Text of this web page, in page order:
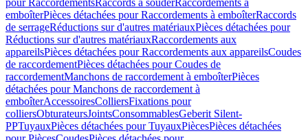
pour RaccordementsRaccords à souderRaccordements à
emboîterPièces détachées pour Raccordements à emboîterRaccords
de serrageRéductions sur d'autres matériauxPièces détachées pour
Réductions sur d'autres matériauxRaccordements aux
appareilsPièces détachées pour Raccordements aux appareilsCoudes
de raccordementPièces détachées pour Coudes de
raccordementManchons de raccordement à emboîterPièces
détachées pour Manchons de raccordement à
emboîterAccessoiresColliersFixations pour
colliersObturateursJointsConsommablesGeberit Silent-
PPTuyauxPièces détachées pour TuyauxPiècesPièces détachées